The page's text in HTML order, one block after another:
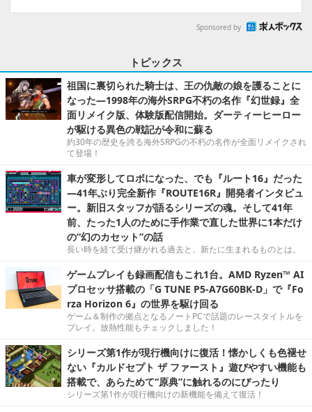
Sponsored by
トピックス
祖国に裏切られた騎士は、王の仇敵の娘を護ることに
なった―1998年の海外SRPG不朽の名作『幻世録』全
面リメイク版、体験版配信開始。ダーティーヒーロー
が駆ける異色の戦記が令和に蘇る
約30年の歴史を誇る海外SRPGの不朽の名作が全面リメイクされ
て登場！
車が変形してロボになった、でも『ルート16』だった
―41年ぶり完全新作『ROUTE16R』開発者インタビュ
ー。新旧スタッフが語るシリーズの魂。そして41年
前、たった1人のために手作業で直した世界に1本だけ
の“幻のカセット”の話
長い時を経て受け継がれる過去と、新たに生まれるものとは。
ゲームプレイも録画配信もこれ1台。AMD Ryzen™ AI
プロセッサ搭載の「G TUNE P5-A7G60BK-D」で『Fo
rza Horizon 6』の世界を駆け回る
ゲーム＆制作の拠点となるノートPCで話題のレースタイトルを
プレイ。放熱性能もチェックしました！
シリーズ第1作が現行機向けに復活！懐かしくも色褪せ
ない『カルドセプト ザ ファースト』遊びやすい機能も
搭載で、あらためて“原典”に触れるのにぴったり
シリーズ第1作が現行機向けの新機能を備えて復活！